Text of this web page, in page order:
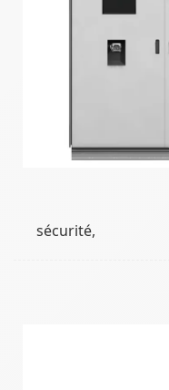
sécurité,